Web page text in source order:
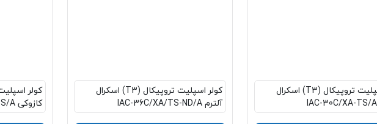
کولر اسپلیت تروپیکال (T3) اسکرال
کولر اسپلیت تروپیکال (T3) اسکرال
آلترم IAC-36C/XA/TS-ND/A
کازوکی IAC-18C-XA-TS/A